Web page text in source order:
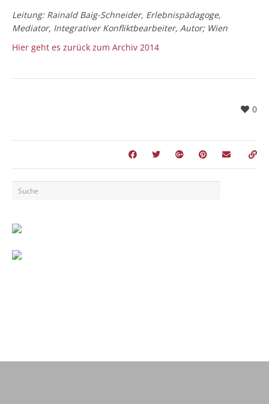
Leitung: Rainald Baig-Schneider, Erlebnispädagoge,
Mediator, Integrativer Konfliktbearbeiter, Autor; Wien
Hier geht es zurück zum Archiv 2014
0